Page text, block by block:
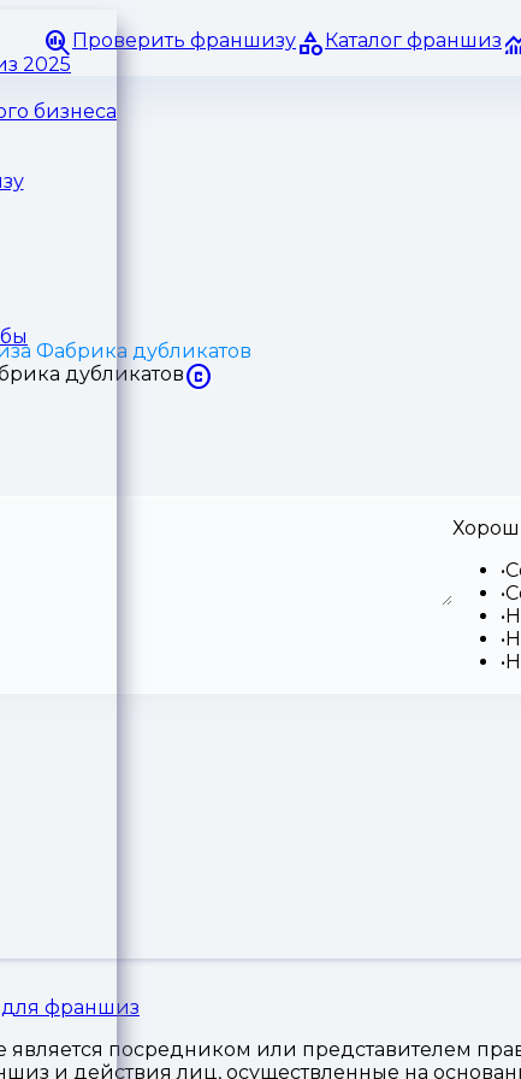
Проверить франшизу Каталог франшиз
2025
бизнеса
Фабрика дубликатов
для франшиз
посредником или представителем
и действия лиц, осуществленные на